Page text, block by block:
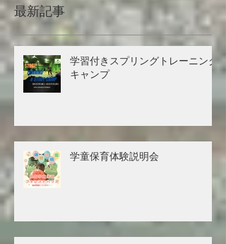
最新記事
学習付きスプリングトレーニング
キャンプ
学童保育体験説明会